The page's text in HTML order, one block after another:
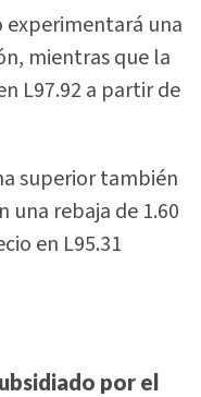
experimentará una
mientras que la
L97.92 a partir de
superior también
una rebaja de 1.60
en L95.31
por el